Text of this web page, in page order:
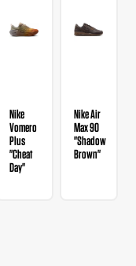
Nike
Vomero
Plus
"Cheat
Day"
Nike Air
Max 90
"Shadow
Brown"